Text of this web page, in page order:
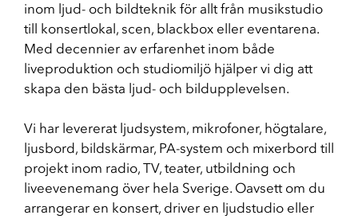
inom ljud- och bildteknik för allt från musikstudio
till konsertlokal, scen, blackbox eller eventarena.
Med decennier av erfarenhet inom både
liveproduktion och studiomiljö hjälper vi dig att
skapa den bästa ljud- och bildupplevelsen.
Vi har levererat ljudsystem, mikrofoner, högtalare,
ljusbord, bildskärmar, PA-system och mixerbord till
projekt inom radio, TV, teater, utbildning och
liveevenemang över hela Sverige. Oavsett om du
arrangerar en konsert, driver en ljudstudio eller